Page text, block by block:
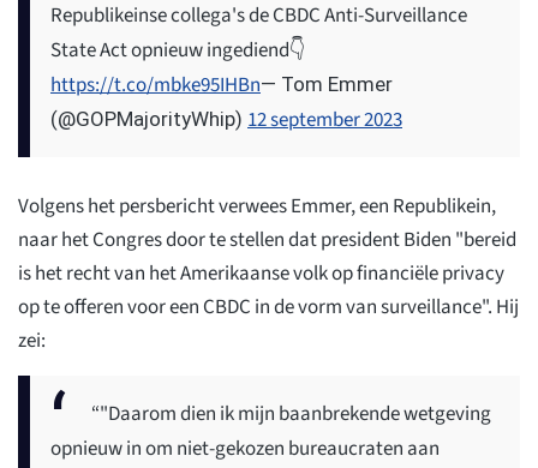
Republikeinse collega's de CBDC Anti-Surveillance
State Act opnieuw ingediend👇
https://t.co/mbke95IHBn— Tom Emmer
(@GOPMajorityWhip) 12 september 2023
Volgens het persbericht verwees Emmer, een Republikein,
naar het Congres door te stellen dat president Biden "bereid
is het recht van het Amerikaanse volk op financiële privacy
op te offeren voor een CBDC in de vorm van surveillance". Hij
zei:
“"Daarom dien ik mijn baanbrekende wetgeving
opnieuw in om niet-gekozen bureaucraten aan